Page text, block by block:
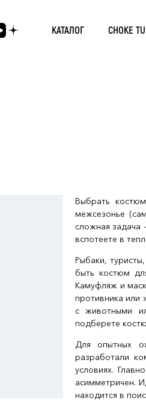
КАТАЛОГ CHOKE
Выбрать
межсезонье
сложная задача
вспотеете в
Рыбаки,
быть костюм
Камуфляж и
противника или
с животными
подберете
Для опытных
разработали
условиях.
асимметричен.
находится в